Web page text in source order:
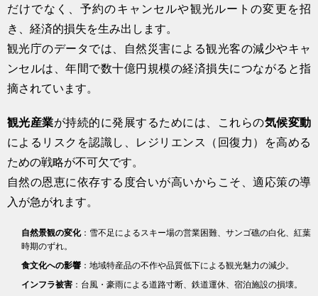
だけでなく、予約のキャンセルや観光ルートの変更を招
き、経済的損失を生み出します。
観光庁のデータでは、自然災害による観光客の減少やキャ
ンセルは、年間で数十億円規模の経済損失につながると指
摘されています。
観光産業が持続的に発展するためには、これらの気候変動
によるリスクを認識し、レジリエンス（回復力）を高める
ための戦略が不可欠です。
自然の恩恵に依存する度合いが高いからこそ、適応策の導
入が急がれます。
自然景観の変化：雪不足によるスキー場の営業困難、サンゴ礁の白化、紅葉
時期のずれ。
食文化への影響 ：地域特産品の不作や品質低下による観光魅力の減少。
インフラ被害 ：台風・豪雨による道路寸断、鉄道運休、宿泊施設の損壊。